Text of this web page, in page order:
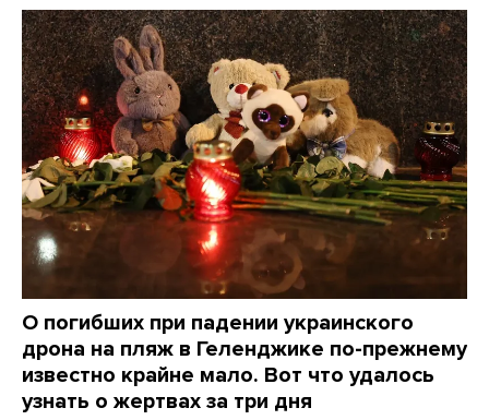
О погибших при падении украинского
дрона на пляж в Геленджике по-прежнему
известно крайне мало. Вот что удалось
узнать о жертвах за три дня